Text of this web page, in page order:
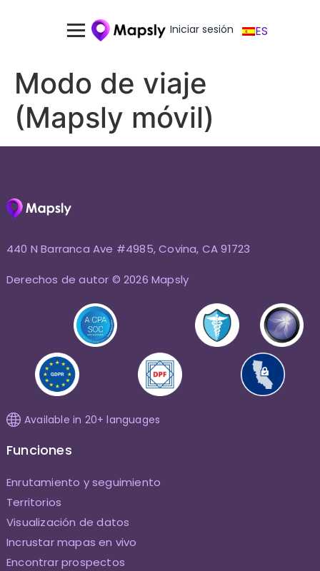
Iniciar sesión ES
Modo de viaje
(Mapsly móvil)
440 N Barranca Ave #4985, Covina, CA 91723
Derechos de autor © 2026 Mapsly
Available in 20+ languages
Funciones
Enrutamiento y seguimiento
Territorios
Visualización de datos
Incrustar mapas en vivo
Encontrar prospectos